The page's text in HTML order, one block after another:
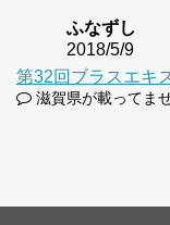
ふなずし
2018/5/9
第32回ブラスエキ
滋賀県が載ってま